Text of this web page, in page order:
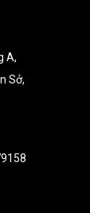
A,
Sở,